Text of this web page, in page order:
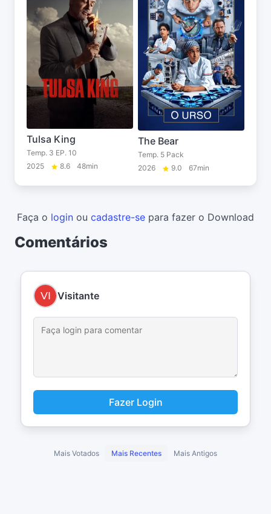
Tulsa King
Temp. 3 EP. 10
2025
8.6 48min
The Bear
Temp. 5 Pack
2026
9.0 67min
Faça o login ou cadastre-se para fazer o Download
Comentários
Visitante
Fazer Login
Mais Votados Mais Recentes Mais Antigos